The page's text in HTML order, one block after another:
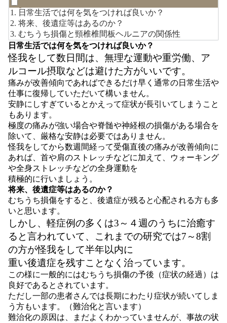
日常生活では何を気をつければ良いか？
将来、後遺症等はあるのか？
むちうち損傷と頸椎椎間板ヘルニアの関係性
日常生活では何を気をつければ良いか？
怪我をして数日間は、無理な運動や重労働、ア
ルコール摂取などは避けた方がいいです。
痛みが改善傾向であればできるだけ早く通常の日常生活や
仕事に復帰していただいて構いません。
安静にしすぎているとかえって症状が長引いてしまうこと
もあります。
極度の痛みが強い場合や脊髄や神経根の損傷がある場合を
除いて、厳格な安静は必要ではありません。
怪我をしてから数週間経って受傷直後の痛みが改善傾向に
あれば、首や肩のストレッチなどに加えて、ウォーキング
や全身ストレッチなどの全身運動を
積極的に行いましょう。
将来、後遺症等はあるのか？
むちうち損傷をすると、後遺症が残ると心配される方も多
いと思います。
しかし、軽症例の多くは3～４週のうちに治癒す
ると言われていて、これまでの研究では7～8割
の方が怪我をして半年以内に
重い後遺症を残すことなく治っています。
この様に一般的にはむちうち損傷の予後（症状の経過）は
良好であるとされています。
ただし一部の患者さんでは長期にわたり症状が続いてしま
う方もいます。（難治化と言います）
難治化の原因は、まだよくわかっていませんが、事故の状